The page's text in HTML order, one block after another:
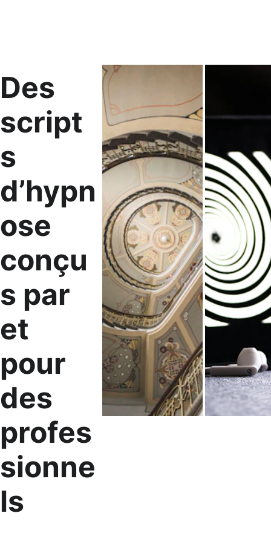
Des
script
s
d’hypn
ose
conçu
s par
et
pour
des
profes
sionne
ls